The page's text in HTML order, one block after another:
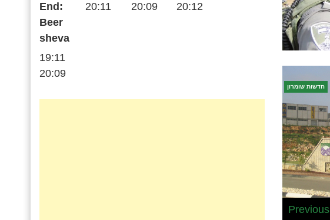
חדשות שומרון
Posts
Previous
End:
20:11
20:09
20:12
Beer
sheva
19:11
20:09